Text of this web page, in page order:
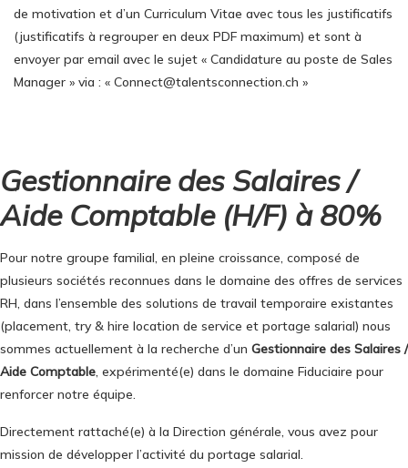
de motivation et d’un Curriculum Vitae avec tous les justificatifs
(justificatifs à regrouper en deux PDF maximum) et sont à
envoyer par email avec le sujet « Candidature au poste de Sales
Manager » via : « Connect@talentsconnection.ch »
Gestionnaire des Salaires /
Aide Comptable (H/F) à 80%
Pour notre groupe familial, en pleine croissance, composé de
plusieurs sociétés reconnues dans le domaine des offres de services
RH, dans l’ensemble des solutions de travail temporaire existantes
(placement, try & hire location de service et portage salarial) nous
sommes actuellement à la recherche d’un Gestionnaire des Salaires /
Aide Comptable, expérimenté(e) dans le domaine Fiduciaire pour
renforcer notre équipe.
Directement rattaché(e) à la Direction générale, vous avez pour
mission de développer l’activité du portage salarial.